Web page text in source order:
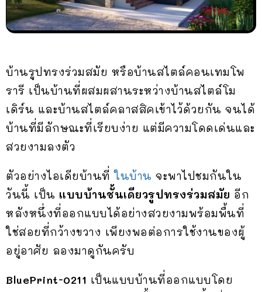
บ้านรูปทรงร่วมสมัย หรือบ้านสไตล์คอนเทมโพ
รารี เป็นบ้านที่ผสมผสานระหว่างบ้านสไตล์โม
เดิร์น และบ้านสไตล์คลาสสิคเข้าไว้ด้วยกัน จนได้
บ้านที่มีลักษณะที่เรียบง่าย แต่มีความโดดเด่นและ
สวยงามลงตัว
ตัวอย่างไอเดียบ้านที่ในบ้าน จะพาไปชมกันใน
วันนี้ เป็น แบบบ้านชั้นเดียวรูปทรงร่วมสมัย อีก
หลังหนึ่งที่ออกแบบได้อย่างสวยงามพร้อมพื้นที่
ใช่สอยที่กว้างขวาง เพียงพอต่อการใช้งานของผู้
อยู่อาศัย ลองมาดูกันครับ
BluePrint-0211 เป็นแบบบ้านที่ออกแบบโดย